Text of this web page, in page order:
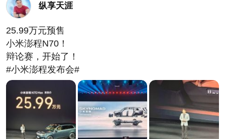
纵享天涯
25.99万元预售
小米澎程N70！
辩论赛，开始了！
#小米澎程发布会#